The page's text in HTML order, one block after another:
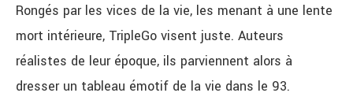
Rongés par les vices de la vie, les menant à une lente
mort intérieure, TripleGo visent juste. Auteurs
réalistes de leur époque, ils parviennent alors à
dresser un tableau émotif de la vie dans le 93.